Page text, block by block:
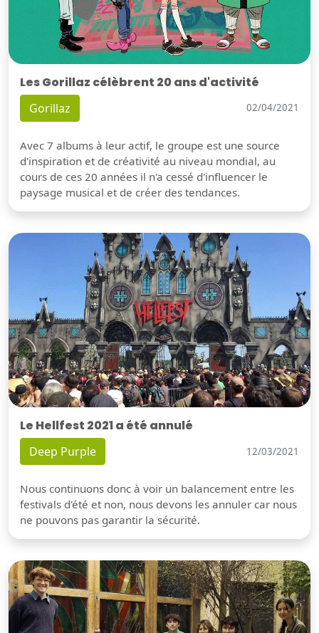
Les Gorillaz célèbrent 20 ans d'activité
Gorillaz 02/04/2021
Avec 7 albums à leur actif, le groupe est une source
d'inspiration et de créativité au niveau mondial, au
cours de ces 20 années il n'a cessé d'influencer le
paysage musical et de créer des tendances.
Le Hellfest 2021 a été annulé
Deep Purple 12/03/2021
Nous continuons donc à voir un balancement entre les
festivals d'été et non, nous devons les annuler car nous
ne pouvons pas garantir la sécurité.